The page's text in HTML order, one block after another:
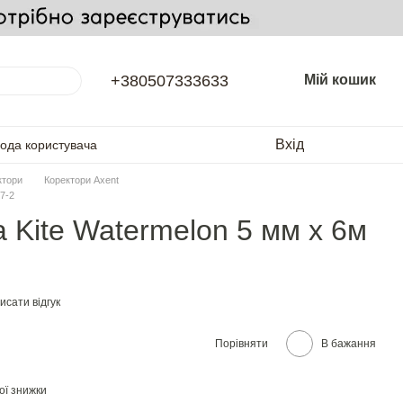
+380507333633 Мій кошик
користувача Вхід
Коректори Axent
2
Kite Watermelon 5 мм х 6м
відгук
Порівняти В бажання
знижки